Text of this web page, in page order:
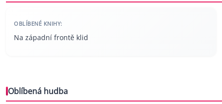
OBLÍBENÉ KNIHY:
Na západní frontě klid
Oblíbená hudba